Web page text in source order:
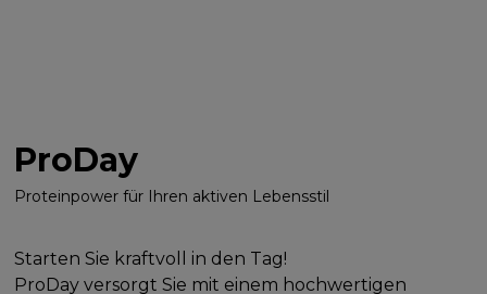
ProDay
Proteinpower für Ihren aktiven Lebensstil
Starten Sie kraftvoll in den Tag!
ProDay versorgt Sie mit einem hochwertigen